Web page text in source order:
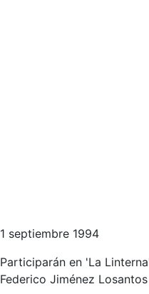
1 septiembre 1994
Participarán en 'La
Federico Jiménez